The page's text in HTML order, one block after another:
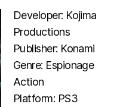
Developer: Kojima
Productions
Publisher: Konami
Genre: Espionage
Action
Platform: PS3